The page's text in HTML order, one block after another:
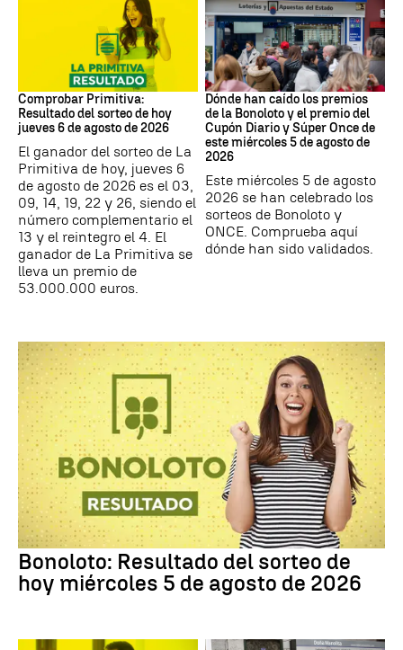
Lotería Primitiva de España
Comprobar Primitiva:
Resultado del sorteo de hoy
jueves 6 de agosto de 2026
El ganador del sorteo de La
Primitiva de hoy, jueves 6
de agosto de 2026 es el 03,
09, 14, 19, 22 y 26, siendo el
número complementario el
13 y el reintegro el 4. El
ganador de La Primitiva se
lleva un premio de
53.000.000 euros.
Loterías
Dónde han caído los premios
de la Bonoloto y el premio del
Cupón Diario y Súper Once de
este miércoles 5 de agosto de
2026
Este miércoles 5 de agosto
2026 se han celebrado los
sorteos de Bonoloto y
ONCE. Comprueba aquí
dónde han sido validados.
Bonoloto: Resultado del sorteo de
hoy miércoles 5 de agosto de 2026